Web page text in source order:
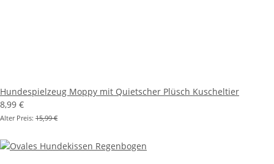
Hundespielzeug Moppy mit Quietscher Plüsch Kuscheltier
8,99 €
Alter Preis: 15,99 €